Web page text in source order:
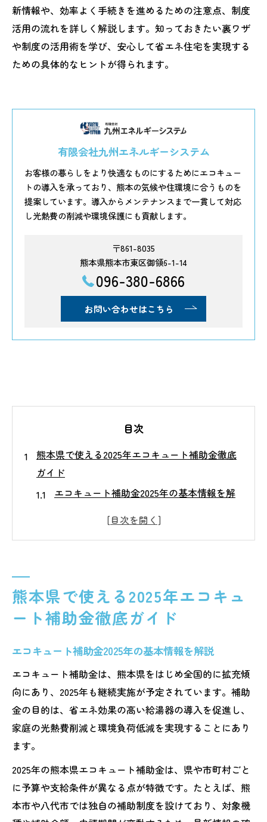
新情報や、効率よく手続きを進めるための注意点、制度
活用の流れを詳しく解説します。知っておきたい裏ワザ
や制度の活用術を学び、安心して省エネ住宅を実現する
ための具体的なヒントが得られます。
有限会社九州エネルギーシステム
お客様の暮らしをより快適なものにするためにエコキュー
トの導入を承っており、熊本の気候や住環境に合うものを
提案しています。導入からメンテナンスまで一貫して対応
し光熱費の削減や環境保護にも貢献します。
〒861-8035
熊本県熊本市東区御領6-1-14
096-380-6866
お問い合わせはこちら
目次
熊本県で使える2025年エコキュート補助金徹底
ガイド
エコキュート補助金2025年の基本情報を解
のコツ
エコキュート補助金が終了した場合の対応
策
エコキュート補助金申請条件と必要な書類
最新のエコキュート補助金情報を熊本県から紹
熊本県で注目のエコキュート補助金2025最
を確認
エコキュート補助金最新動向と今後の展望
熊本市のエコキュート補助金一覧と活用ポ
熊本県で使える2025年エコキュ
ート補助金徹底ガイド
エコキュート補助金2025年の基本情報を解説
エコキュート補助金は、熊本県をはじめ全国的に拡充傾
向にあり、2025年も継続実施が予定されています。補助
金の目的は、省エネ効果の高い給湯器の導入を促進し、
家庭の光熱費削減と環境負荷低減を実現することにあり
ます。
2025年の熊本県エコキュート補助金は、県や市町村ごと
に予算や支給条件が異なる点が特徴です。たとえば、熊
本市や八代市では独自の補助制度を設けており、対象機